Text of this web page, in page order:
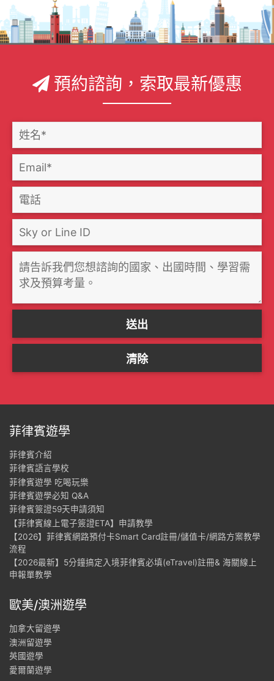
預約諮詢，索取最新優惠
菲律賓遊學
菲律賓介紹
菲律賓語言學校
菲律賓遊學 吃喝玩樂
菲律賓遊學必知 Q&A
菲律賓簽證59天申請須知
【菲律賓線上電子簽證ETA】申請教學
【2026】菲律賓網路預付卡Smart Card註冊/儲值卡/網路方案教學
流程
【2026最新】5分鐘搞定入境菲律賓必填(eTravel)註冊& 海關線上
申報單教學
歐美/澳洲遊學
加拿大留遊學
澳洲留遊學
英國遊學
愛爾蘭遊學